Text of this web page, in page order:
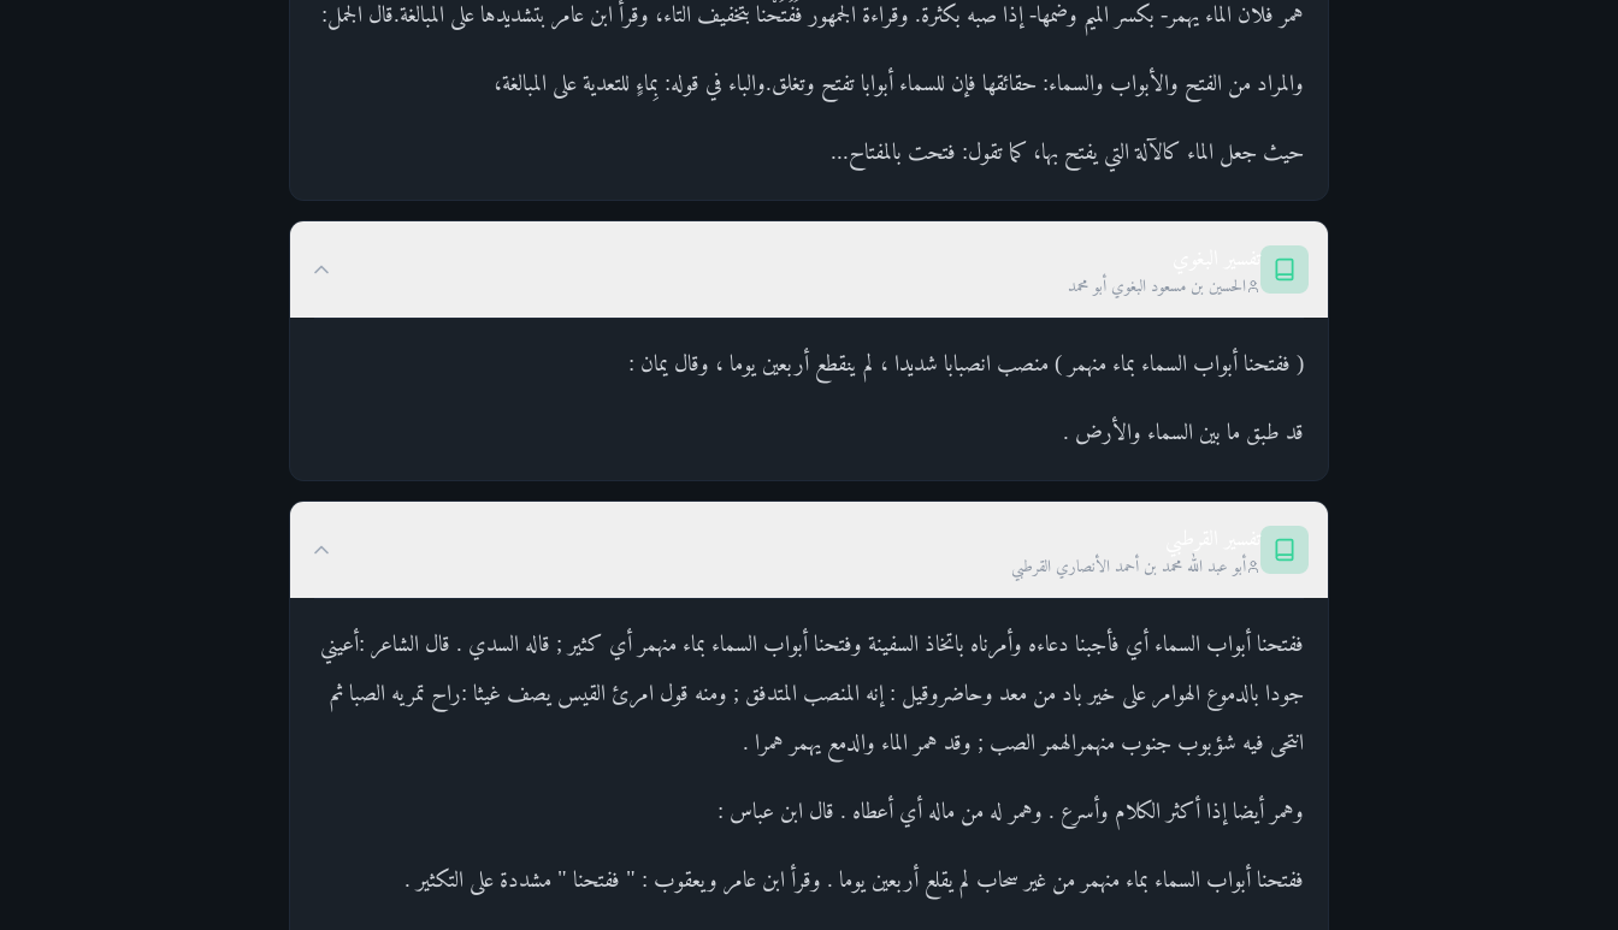
همر فلان الماء يهمر- بكسر الميم وضمها- إذا صبه بكثرة. وقراءة الجمهور فَفَتَحْنا بتخفيف التاء، وقرأ ابن عامر بتشديدها على المبالغة.قال الجمل:
والمراد من الفتح والأبواب والسماء: حقائقها فإن للسماء أبوابا تفتح وتغلق.والباء في قوله: بِماءٍ للتعدية على المبالغة،
حيث جعل الماء كالآلة التي يفتح بها، كما تقول: فتحت بالمفتاح...
الحسين بن مسعود البغوي أبو محمد
( ففتحنا أبواب السماء بماء منهمر ) منصب انصبابا شديدا ، لم ينقطع أربعين يوما ، وقال يمان :
قد طبق ما بين السماء والأرض .
أبو عبد الله محمد بن أحمد الأنصاري القرطبي
ففتحنا أبواب السماء أي فأجبنا دعاءه وأمرناه باتخاذ السفينة وفتحنا أبواب السماء بماء منهمر أي كثير ; قاله السدي . قال الشاعر :أعيني
جودا بالدموع الهوامر على خير باد من معد وحاضروقيل : إنه المنصب المتدفق ; ومنه قول امرئ القيس يصف غيثا :راح تمريه الصبا ثم
انتحى فيه شؤبوب جنوب منهمرالهمر الصب ; وقد همر الماء والدمع يهمر همرا .
وهمر أيضا إذا أكثر الكلام وأسرع . وهمر له من ماله أي أعطاه . قال ابن عباس :
ففتحنا أبواب السماء بماء منهمر من غير سحاب لم يقلع أربعين يوما . وقرأ ابن عامر ويعقوب : " ففتحنا " مشددة على التكثير .